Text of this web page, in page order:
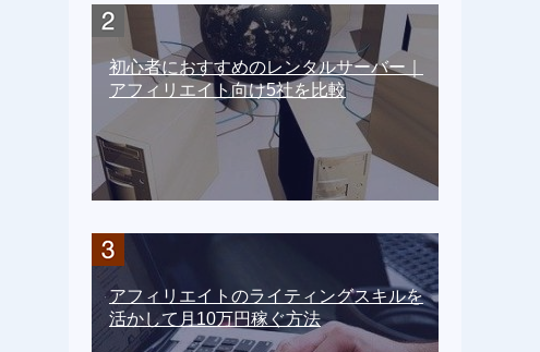
初心者におすすめのレンタルサーバー｜
アフィリエイト向け5社を比較
アフィリエイトのライティングスキルを
活かして月10万円稼ぐ方法